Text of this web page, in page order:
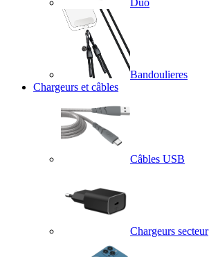
Duo
Bandoulieres
Chargeurs et câbles
Câbles USB
Chargeurs secteur